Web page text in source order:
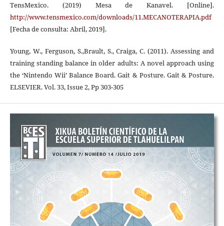
TensMexico. (2019) Mesa de Kanavel. [Online].
http://www.tensmexico.com/downloads/11.MECANOTERAPIA.pdf
[Fecha de consulta: Abril, 2019].
Young, W., Ferguson, S.,Brault, S., Craiga, C. (2011). Assessing and
training standing balance in older adults: A novel approach using
the ‘Nintendo Wii’ Balance Board. Gait & Posture. Gait & Posture.
ELSEVIER. Vol. 33, Issue 2, Pp 303-305